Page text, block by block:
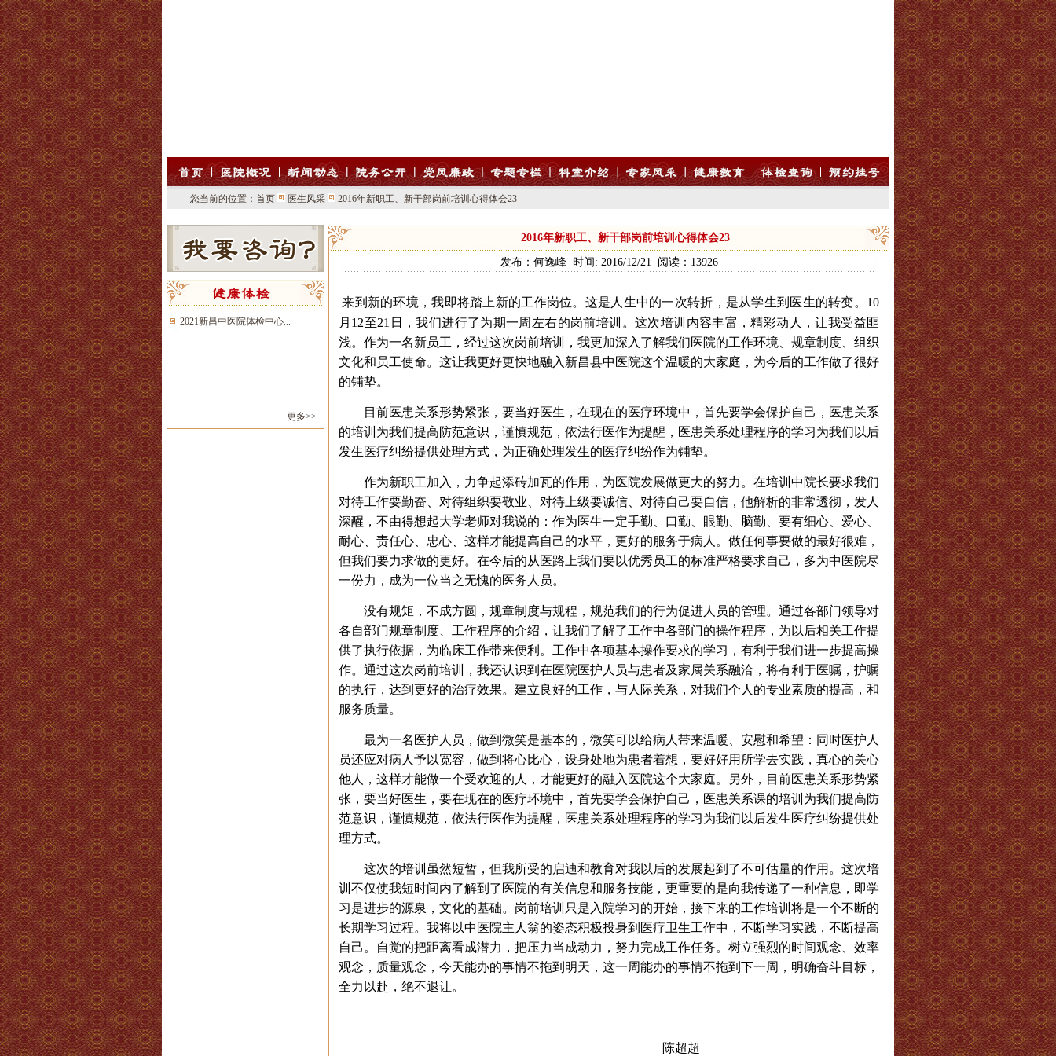
您当前的位置： 首页 医生风采 2016年新职工、新干部岗前培训心得体会23
2021新昌中医院体检中心...
更多>>
2016年新职工、新干部岗前培训心得体会23
发布：何逸峰 时间: 2016/12/21 阅读：13926
来到新的环境，我即将踏上新的工作岗位。这是人生中的一次转折，是从学生到医生的转变。 10
月 12至21 日，我们进行了为期一周左右的岗前培训。这次培训内容丰富，精彩动人，让我受益匪
浅。作为一名新员工，经过这次岗前培训，我更加深入了解我们医院的工作环境、规章制度、组织
文化和员工使命。这让我更好更快地融入新昌县中医院这个温暖的大家庭，为今后的工作做了很好
的铺垫。
目前医患关系形势紧张，要当好医生，在现在的医疗环境中，首先要学会保护自己，医患关系
的培训为我们提高防范意识，谨慎规范，依法行医作为提醒，医患关系处理程序的学习为我们以后
发生医疗纠纷提供处理方式，为正确处理发生的医疗纠纷作为铺垫。
作为新职工加入，力争起添砖加瓦的作用，为医院发展做更大的努力。在培训中院长要求我们
对待工作要勤奋、对待组织要敬业、对待上级要诚信、对待自己要自信，他解析的非常透彻，发人
深醒，不由得想起大学老师对我说的：作为医生一定手勤、口勤、眼勤、脑勤、要有细心、爱心、
耐心、责任心、忠心、这样才能提高自己的水平，更好的服务于病人。做任何事要做的最好很难，
但我们要力求做的更好。在今后的从医路上我们要以优秀员工的标准严格要求自己，多为中医院尽
一份力，成为一位当之无愧的医务人员。
没有规矩，不成方圆，规章制度与规程，规范我们的行为促进人员的管理。通过各部门领导对
各自部门规章制度、工作程序的介绍，让我们了解了工作中各部门的操作程序，为以后相关工作提
供了执行依据，为临床工作带来便利。工作中各项基本操作要求的学习，有利于我们进一步提高操
作。通过这次岗前培训，我还认识到在医院医护人员与患者及家属关系融洽，将有利于医嘱，护嘱
的执行，达到更好的治疗效果。建立良好的工作，与人际关系，对我们个人的专业素质的提高，和
服务质量。
最为一名医护人员，做到微笑是基本的，微笑可以给病人带来温暖、安慰和希望：同时医护人
员还应对病人予以宽容，做到将心比心，设身处地为患者着想，要好好用所学去实践，真心的关心
他人，这样才能做一个受欢迎的人，才能更好的融入医院这个大家庭。另外，目前医患关系形势紧
张，要当好医生，要在现在的医疗环境中，首先要学会保护自己，医患关系课的培训为我们提高防
范意识，谨慎规范，依法行医作为提醒，医患关系处理程序的学习为我们以后发生医疗纠纷提供处
理方式。
这次的培训虽然短暂，但我所受的启迪和教育对我以后的发展起到了不可估量的作用。这次培
训不仅使我短时间内了解到了医院的有关信息和服务技能，更重要的是向我传递了一种信息，即学
习是进步的源泉，文化的基础。岗前培训只是入院学习的开始，接下来的工作培训将是一个不断的
长期学习过程。我将以中医院主人翁的姿态积极投身到医疗卫生工作中，不断学习实践，不断提高
自己。自觉的把距离看成潜力，把压力当成动力，努力完成工作任务。树立强烈的时间观念、效率
观念，质量观念，今天能办的事情不拖到明天，这一周能办的事情不拖到下一周，明确奋斗目标，
全力以赴，绝不退让。
陈超超